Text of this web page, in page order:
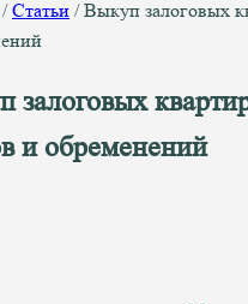
Статьи /Выкуп залоговых
залоговых
и обременений